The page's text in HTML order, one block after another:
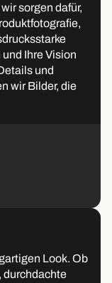
sorgen dafür,
Ihre Vision
und
wir Bilder, die
Look. Ob
durchdachte